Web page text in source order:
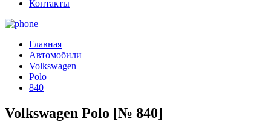
Контакты
Главная
Автомобили
Volkswagen
Polo
840
Volkswagen Polo [№ 840]